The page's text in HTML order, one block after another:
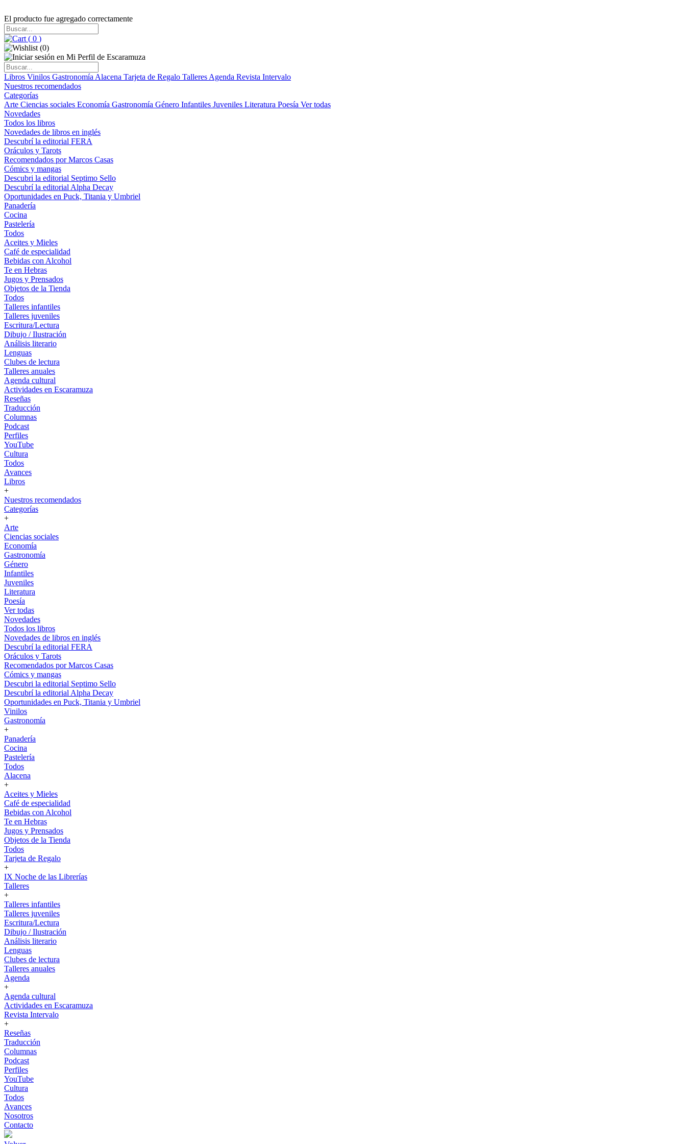
El producto fue agregado correctamente
( 0 )
(0)
Libros Vinilos Gastronomía Alacena Tarjeta de Regalo Talleres Agenda Revista Intervalo
Nuestros recomendados
Categorías
Arte Ciencias sociales Economía Gastronomía Género Infantiles Juveniles Literatura Poesía Ver todas
Novedades
Todos los libros
Novedades de libros en inglés
Descubrí la editorial FERA
Oráculos y Tarots
Recomendados por Marcos Casas
Cómics y mangas
Descubri la editorial Septimo Sello
Descubrí la editorial Alpha Decay
Oportunidades en Puck, Titania y Umbriel
Panadería
Cocina
Pastelería
Todos
Aceites y Mieles
Café de especialidad
Bebidas con Alcohol
Te en Hebras
Jugos y Prensados
Objetos de la Tienda
Todos
Talleres infantiles
Talleres juveniles
Escritura/Lectura
Dibujo / Ilustración
Análisis literario
Lenguas
Clubes de lectura
Talleres anuales
Agenda cultural
Actividades en Escaramuza
Reseñas
Traducción
Columnas
Podcast
Perfiles
YouTube
Cultura
Todos
Avances
Libros
+
Nuestros recomendados
Categorías
+
Arte
Ciencias sociales
Economía
Gastronomía
Género
Infantiles
Juveniles
Literatura
Poesía
Ver todas
Novedades
Todos los libros
Novedades de libros en inglés
Descubrí la editorial FERA
Oráculos y Tarots
Recomendados por Marcos Casas
Cómics y mangas
Descubri la editorial Septimo Sello
Descubrí la editorial Alpha Decay
Oportunidades en Puck, Titania y Umbriel
Vinilos
Gastronomía
+
Panadería
Cocina
Pastelería
Todos
Alacena
+
Aceites y Mieles
Café de especialidad
Bebidas con Alcohol
Te en Hebras
Jugos y Prensados
Objetos de la Tienda
Todos
Tarjeta de Regalo
+
IX Noche de las Librerías
Talleres
+
Talleres infantiles
Talleres juveniles
Escritura/Lectura
Dibujo / Ilustración
Análisis literario
Lenguas
Clubes de lectura
Talleres anuales
Agenda
+
Agenda cultural
Actividades en Escaramuza
Revista Intervalo
+
Reseñas
Traducción
Columnas
Podcast
Perfiles
YouTube
Cultura
Todos
Avances
Nosotros
Contacto